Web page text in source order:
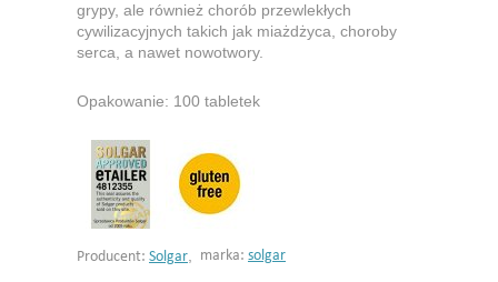
grypy, ale również chorób przewlekłych
cywilizacyjnych takich jak miażdżyca, choroby
serca, a nawet nowotwory.
Opakowanie: 100 tabletek
Producent: Solgar marka: solgar